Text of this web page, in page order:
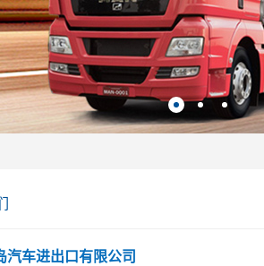
汽车进出口有限公司